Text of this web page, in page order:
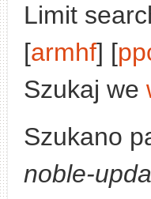
Limit
[armhf] [
Szukaj we
Szukano
noble-